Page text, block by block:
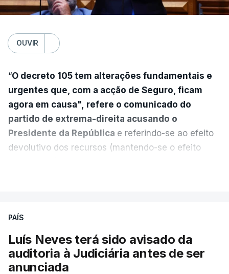
OUVIR
“O decreto 105 tem alterações fundamentais e
urgentes que, com a acção de Seguro, ficam
agora em causa", refere o comunicado do
partido de extrema-direita acusando o
Presidente da República e referindo-se ao efeito
devolutivo dos recursos (mantendo-se o efeito
quanto à possibilidade de expulsar do país
cidadãos adultos em situação ilegal, se
tiverem filhos menores.
PAÍS
Luís Neves terá sido avisado da
auditoria à Judiciária antes de ser
anunciada